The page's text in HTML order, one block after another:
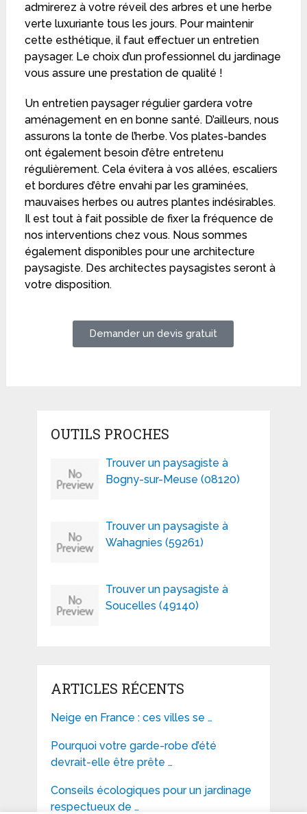
admirerez à votre réveil des arbres et une herbe
verte luxuriante tous les jours. Pour maintenir
cette esthétique, il faut effectuer un entretien
paysager. Le choix d’un professionnel du jardinage
vous assure une prestation de qualité !
Un entretien paysager régulier gardera votre
aménagement en en bonne santé. D’ailleurs, nous
assurons la tonte de l’herbe. Vos plates-bandes
ont également besoin d’être entretenu
régulièrement. Cela évitera à vos allées, escaliers
et bordures d’être envahi par les graminées,
mauvaises herbes ou autres plantes indésirables.
Il est tout à fait possible de fixer la fréquence de
nos interventions chez vous. Nous sommes
également disponibles pour une architecture
paysagiste. Des architectes paysagistes seront à
votre disposition.
Demander un devis gratuit
OUTILS PROCHES
Trouver un paysagiste à
Bogny-sur-Meuse (08120)
Trouver un paysagiste à
Wahagnies (59261)
Trouver un paysagiste à
Soucelles (49140)
ARTICLES RÉCENTS
Neige en France : ces villes se …
Pourquoi votre garde-robe d’été
devrait-elle être prête …
Conseils écologiques pour un jardinage
respectueux de …